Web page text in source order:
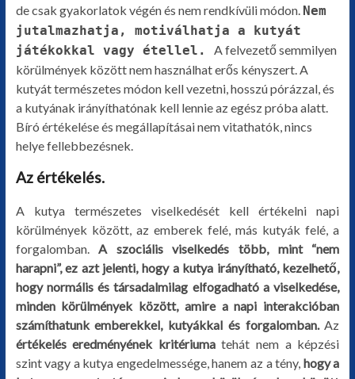
de csak gyakorlatok végén és nem rendkívüli módon. Nem
jutalmazhatja, motiválhatja a kutyát
játékokkal vagy étellel. A felvezető semmilyen
körülmények között nem használhat erős kényszert. A
kutyát természetes módon kell vezetni, hosszú pórázzal, és
a kutyának irányíthatónak kell lennie az egész próba alatt.
Bíró értékelése és megállapításai nem vitathatók, nincs
helye fellebbezésnek.
Az értékelés.
A kutya természetes viselkedését kell értékelni napi
körülmények között, az emberek felé, más kutyák felé, a
forgalomban.A szociális viselkedés több, mint “nem
harapni”, ez azt jelenti, hogy a kutya irányítható, kezelhető,
hogy normális és társadalmilag elfogadható a viselkedése,
minden körülmények között, amire a napi interakcióban
számíthatunk emberekkel, kutyákkal és forgalomban.Az
értékelés eredményének kritériumatehát nem a képzési
szint vagy a kutya engedelmessége, hanem az a tény, hogy a